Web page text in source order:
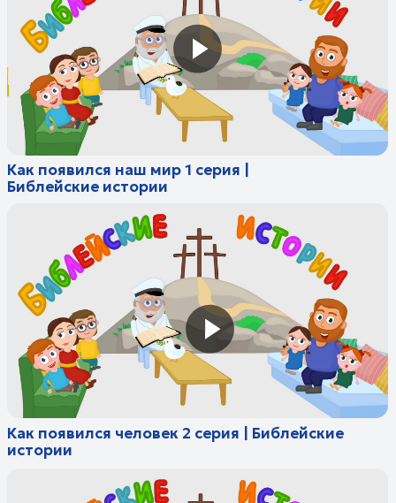
Адам и Ева 3 серия | Библейские истории
Как появился человек 2 серия | Библейские
истории
Каин и Авель 4 серия | Библейские истории